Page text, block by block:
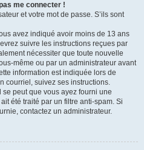
me connecter !
et votre mot de passe. S’ils sont
avez indiqué avoir moins de 13 ans
suivre les instructions reçues par
nécessiter que toute nouvelle
même ou par un administrateur avant
information est indiquée lors de
courriel, suivez ses instructions.
se peut que vous ayez fourni une
été traité par un filtre anti-spam. Si
contactez un administrateur.